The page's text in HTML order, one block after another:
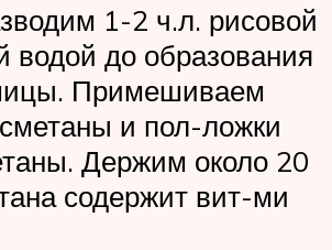
1-2 ч.л. рисовой
водой до образования
Примешиваем
и пол-ложки
Держим около 20
содержит вит-ми